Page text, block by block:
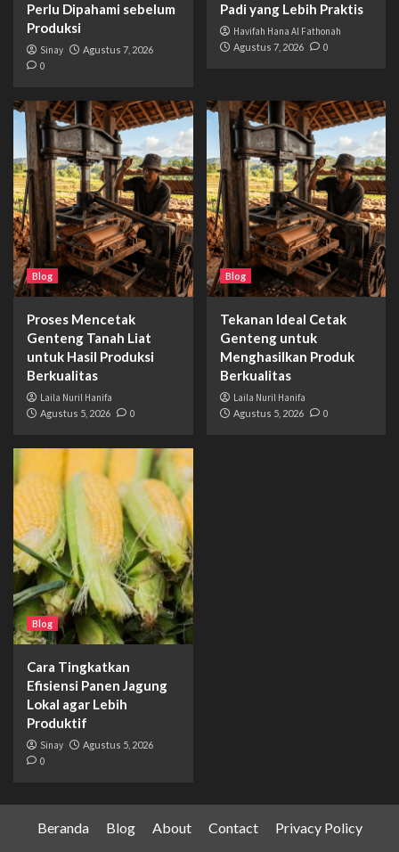
Perlu Dipahami sebelum
Produksi
Sinay Agustus 7, 2026
0
Padi yang Lebih Praktis
Havifah Hana Al Fathonah
Agustus 7, 2026 0
Blog
Proses Mencetak
Genteng Tanah Liat
untuk Hasil Produksi
Berkualitas
Laila Nuril Hanifa
Agustus 5, 2026 0
Blog
Tekanan Ideal Cetak
Genteng untuk
Menghasilkan Produk
Berkualitas
Laila Nuril Hanifa
Agustus 5, 2026 0
Blog
Cara Tingkatkan
Efisiensi Panen Jagung
Lokal agar Lebih
Produktif
Sinay Agustus 5, 2026
0
Beranda Blog About Contact Privacy Policy